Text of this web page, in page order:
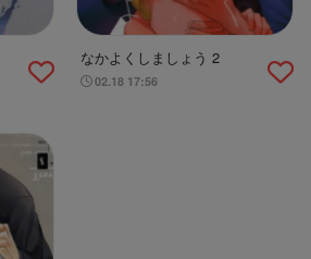
なかよくしましょう 2
02.18 17:56